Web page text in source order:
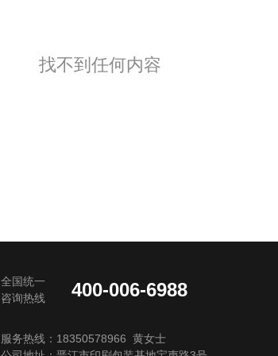
找不到任何内容
全国统一
咨询热线
400-006-6988
服务热线：18350578966 黄女士